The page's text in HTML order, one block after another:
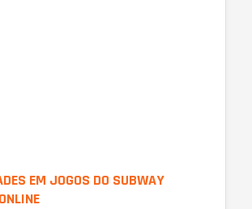
EM JOGOS DO SUBWAY